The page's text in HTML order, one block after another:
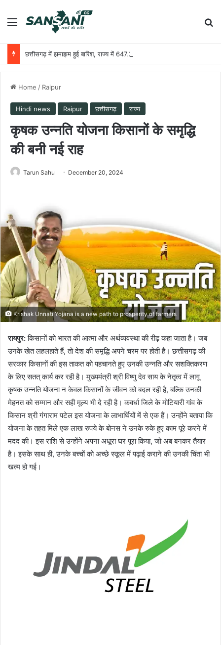
Menu
छत्तीसगढ़ में झमाझम हुई बारिश, राज्य में 647.3 मि.मी. औसत वर्षा दर्ज
Home / Raipur
Hindi news Raipur छत्तीसगढ़ राज्य
कृषक उन्नति योजना किसानों के समृद्धि
की बनी नई राह
Tarun Sahu December 20, 2024
Krishak Unnati Yojana is a new path to prosperity of farmers
रायपुर:किसानों को भारत की आत्मा और अर्थव्यवस्था की रीढ़ कहा जाता है। जब
उनके खेत लहलहाते हैं, तो देश की समृद्धि अपने चरम पर होती है। छत्तीसगढ़ की
सरकार किसानों की इस ताकत को पहचानते हुए उनकी उन्नति और सशक्तिकरण
के लिए सतत् कार्य कर रही है। मुख्यमंत्री श्री विष्णु देव साय के नेतृत्व में लागू
कृषक उन्नति योजना न केवल किसानों के जीवन को बदल रही है, बल्कि उनकी
मेहनत को सम्मान और सही मूल्य भी दे रही है। कवर्धा जिले के मोटियारी गांव के
किसान श्री गंगाराम पटेल इस योजना के लाभार्थियों में से एक हैं। उन्होंने बताया कि
योजना के तहत मिले एक लाख रुपये के बोनस ने उनके रुके हुए काम पूरे करने में
मदद की। इस राशि से उन्होंने अपना अधूरा घर पूरा किया, जो अब बनकर तैयार
है। इसके साथ ही, उनके बच्चों को अच्छे स्कूल में पढ़ाई कराने की उनकी चिंता भी
खत्म हो गई।